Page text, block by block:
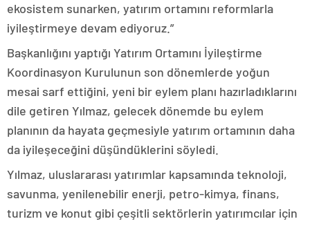
ekosistem sunarken, yatırım ortamını reformlarla
iyileştirmeye devam ediyoruz.”
Başkanlığını yaptığı Yatırım Ortamını İyileştirme
Koordinasyon Kurulunun son dönemlerde yoğun
mesai sarf ettiğini, yeni bir eylem planı hazırladıklarını
dile getiren Yılmaz, gelecek dönemde bu eylem
planının da hayata geçmesiyle yatırım ortamının daha
da iyileşeceğini düşündüklerini söyledi.
Yılmaz, uluslararası yatırımlar kapsamında teknoloji,
savunma, yenilenebilir enerji, petro-kimya, finans,
turizm ve konut gibi çeşitli sektörlerin yatırımcılar için